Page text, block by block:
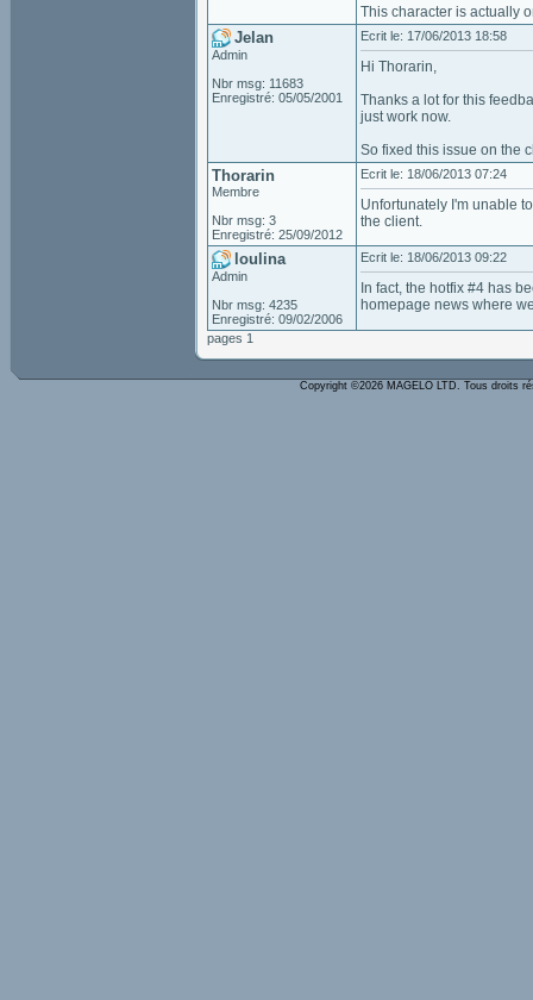
This character is actually
Jelan
Admin
Nbr msg: 11683
Enregistré: 05/05/2001
Ecrit le: 17/06/2013 18:58
Hi Thorarin,
Thanks a lot for this
just work now.
So fixed this issue on the
Thorarin
Membre
Nbr msg: 3
Enregistré: 25/09/2012
Ecrit le: 18/06/2013 07:24
Unfortunately I'm unable
the client.
loulina
Admin
Nbr msg: 4235
Enregistré: 09/02/2006
Ecrit le: 18/06/2013 09:22
In fact, the hotfix #4 has
homepage news where
pages 1
Copyright ©2026 MAGELO LTD. Tous droits